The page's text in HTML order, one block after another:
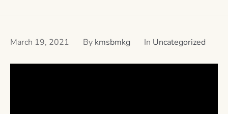
March 19, 2021 By kmsbmkg In Uncategorized